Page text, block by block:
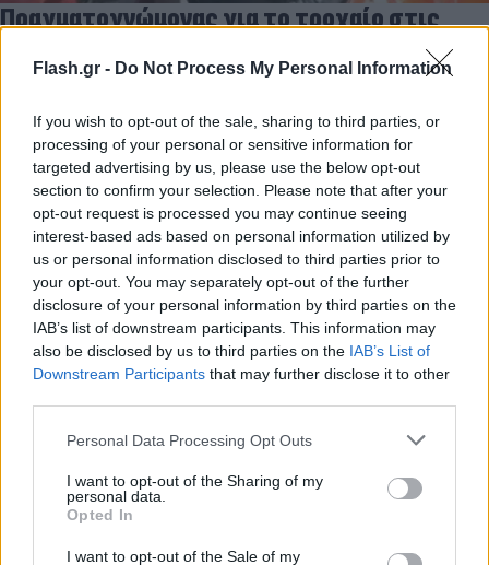
Flash.gr - Do Not Process My Personal Information
If you wish to opt-out of the sale, sharing to third parties, or
processing of your personal or sensitive information for
targeted advertising by us, please use the below opt-out
section to confirm your selection. Please note that after your
opt-out request is processed you may continue seeing
interest-based ads based on personal information utilized by
us or personal information disclosed to third parties prior to
your opt-out. You may separately opt-out of the further
disclosure of your personal information by third parties on the
IAB’s list of downstream participants. This information may
also be disclosed by us to third parties on the IAB’s List of
Downstream Participants that may further disclose it to other
Please note that this website/app uses one or more Google
not limited to your visit or usage behaviour. You may click to
grant or deny consent to Google and its third-party tags to
use your data for below specified purposes in below Google
consent section.
Personal Data Processing Opt Outs
I want to opt-out of the Sharing of my
personal data.
Opted In
I want to opt-out of the Sale of my
Πραγματογνώμονας για το τροχαίο στις
Σέρρες: «Κάτι απέσπασε την προσοχή του
οδηγού»
07.08.2026